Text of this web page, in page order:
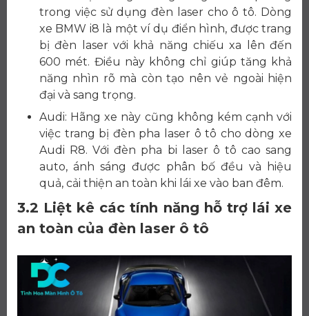
trong việc sử dụng đèn laser cho ô tô. Dòng
xe BMW i8 là một ví dụ điển hình, được trang
bị đèn laser với khả năng chiếu xa lên đến
600 mét. Điều này không chỉ giúp tăng khả
năng nhìn rõ mà còn tạo nên vẻ ngoài hiện
đại và sang trọng.
Audi: Hãng xe này cũng không kém cạnh với
việc trang bị đèn pha laser ô tô cho dòng xe
Audi R8. Với đèn pha bi laser ô tô cao sang
auto, ánh sáng được phân bố đều và hiệu
quả, cải thiện an toàn khi lái xe vào ban đêm.
3.2 Liệt kê các tính năng hỗ trợ lái xe
an toàn của đèn laser ô tô